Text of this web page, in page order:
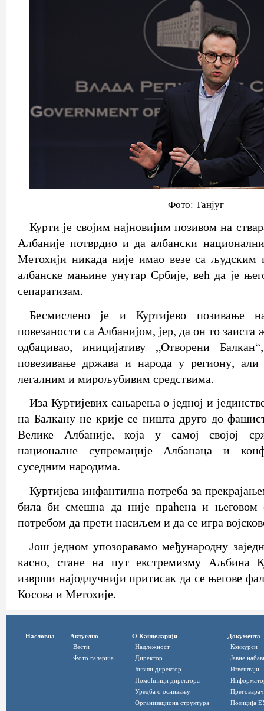
Фото: Танјуг
Курти је својим најновијим позивом на
Албаније потврдио и да албански
Метохији никада није имао везе са људским
албанске мањине унутар Србије, већ да је
сепаратизам.
Бесмислено је и Куртијево позивање
повезаности са Албанијом, јер, да он то
одбацивао, иницијативу „Отворени
повезивање држава и народа у региону,
легалним и мирољубивим средствима.
Иза Куртијевих сањарења о једној и
на Балкану не крије се ништа друго до
Велике Албаније, која у самој својој
националне супремације Албанаца и
суседним народима.
Куртијева инфантилна потреба за
била би смешна да није праћена и његовом
потребом да прети насиљем и да се игра
Још једном упозоравамо међународну
касно, стане на пут екстремизму Аљбина
изврши најодлучнији притисак да се његове
Косова и Метохије.
Насловна Актуелно
Вести
Фото галерија
О Канцеларији
Надлежност
Директор
Бивши директор
Помоћници директора
Уредба о оснивању
Организациона структура
Документа
Конкурси
Јавне
Извештаји
Позиција